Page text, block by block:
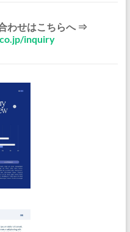
わせはこちらへ ⇒
inquiry